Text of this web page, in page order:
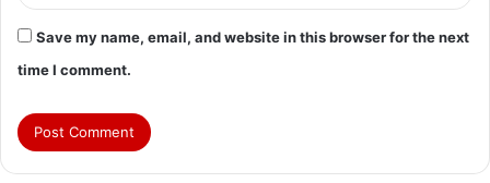
Save my name, email, and website in this browser for the next
time I comment.